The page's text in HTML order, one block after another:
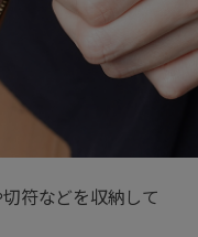
符などを収納して